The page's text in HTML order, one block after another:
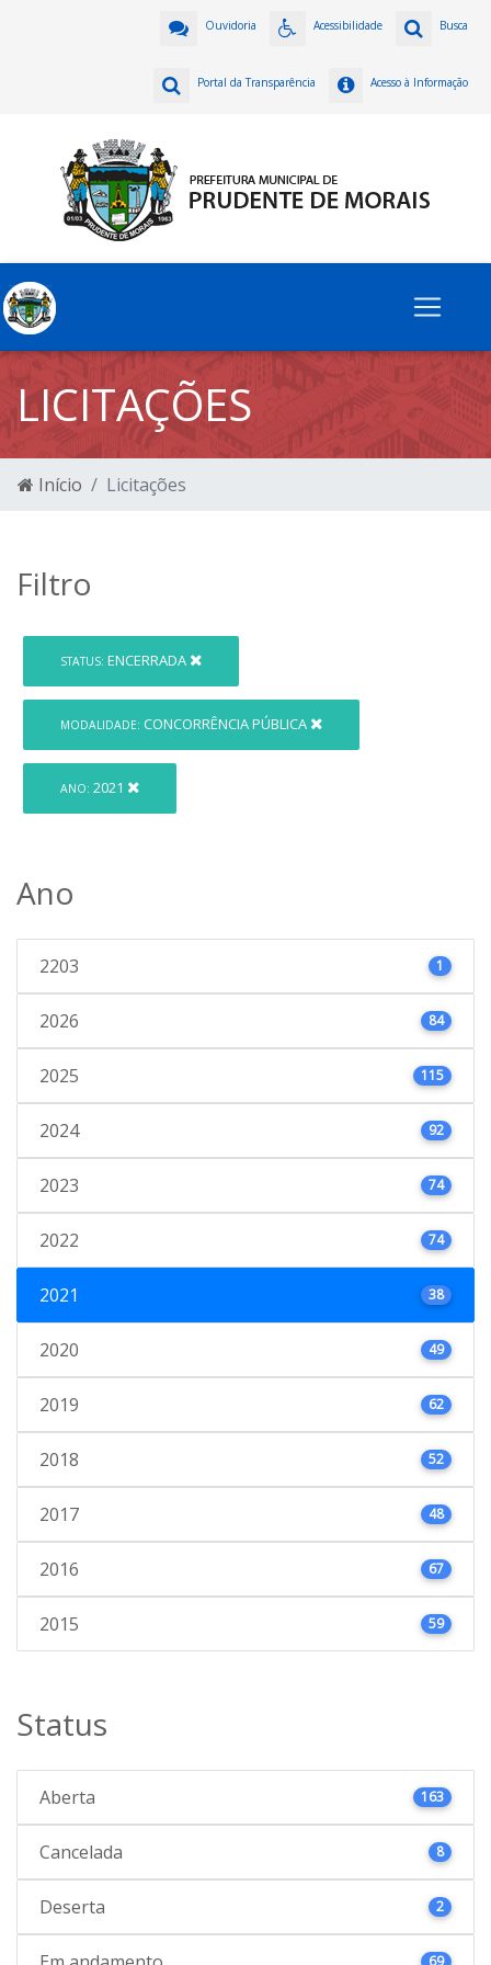
Busca
Acessibilidade
Ouvidoria
Acesso à Informação
Portal da Transparência
LICITAÇÕES
Início Licitações
Filtro
STATUS: ENCERRADA
MODALIDADE: CONCORRÊNCIA PÚBLICA
ANO: 2021
Ano
2203 1
2026 84
2025 115
2024 92
2023 74
2022 74
2021 38
2020 49
2019 62
2018 52
2017 48
2016 67
2015 59
Status
Aberta 163
Cancelada 8
Deserta 2
69